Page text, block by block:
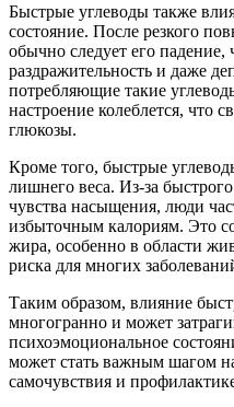
Быстрые углеводы также
состояние. После резкого
обычно следует его падение,
раздражительность и даже
потребляющие такие
настроение колеблется, что
глюкозы.
Кроме того, быстрые
лишнего веса. Из-за
чувства насыщения, люди
избыточным калориям. Это
жира, особенно в области
риска для многих
Таким образом, влияние
многогранно и может
психоэмоциональное
может стать важным шагом
самочувствия и